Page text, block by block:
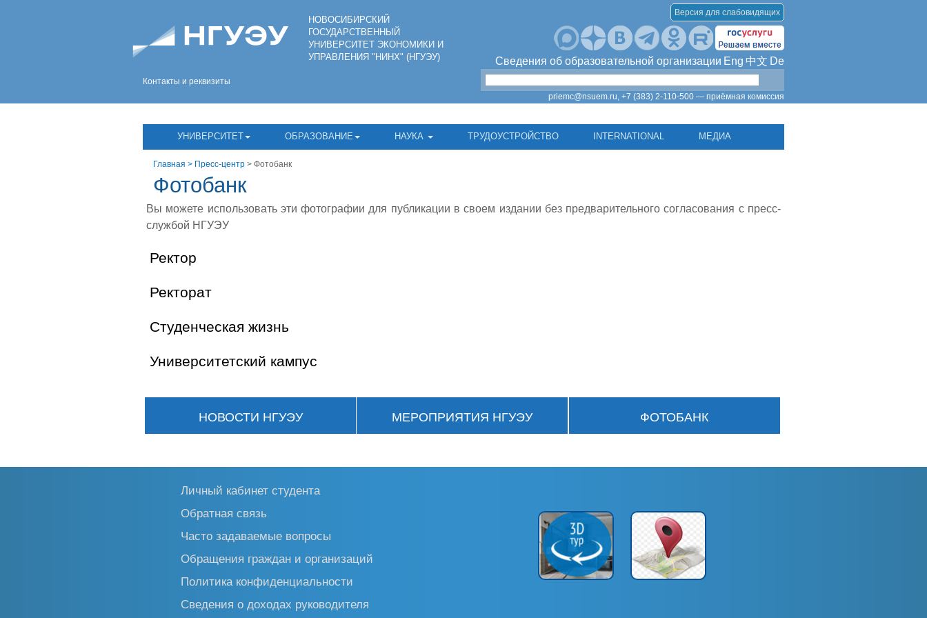
Контакты и реквизиты
НОВОСИБИРСКИЙ
ГОСУДАРСТВЕННЫЙ
УНИВЕРСИТЕТ ЭКОНОМИКИ И
УПРАВЛЕНИЯ "НИНХ" (НГУЭУ)
Версия для слабовидящих
Сведения об образовательной организации Eng 中文 De
priemc@nsuem.ru, +7 (383) 2-110-500 — приёмная комиссия
УНИВЕРСИТЕТ ОБРАЗОВАНИЕ НАУКА ТРУДОУСТРОЙСТВО INTERNATIONAL МЕДИА
Главная > Пресс-центр > Фотобанк
Фотобанк
Вы можете использовать эти фотографии для публикации в своем издании без предварительного согласования с пресс-
службой НГУЭУ
Ректор
Ректорат
Студенческая жизнь
Университетский кампус
НОВОСТИ НГУЭУ МЕРОПРИЯТИЯ НГУЭУ ФОТОБАНК
Личный кабинет студента
Обратная связь
Часто задаваемые вопросы
Обращения граждан и организаций
Политика конфиденциальности
Сведения о доходах руководителя